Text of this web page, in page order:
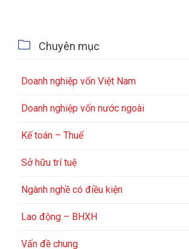
 Chuyên mục
Doanh nghiệp vốn Việt Nam
Doanh nghiệp vốn nước ngoài
Kế toán – Thuế
Sở hữu trí tuệ
Ngành nghề có điều kiện
Lao động – BHXH
Vấn đề chung